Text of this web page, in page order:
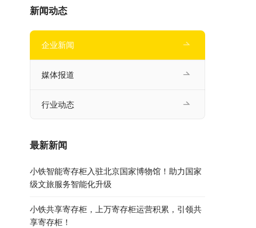
新闻动态
企业新闻
媒体报道
行业动态
最新新闻
小铁智能寄存柜入驻北京国家博物馆！助力国家
级文旅服务智能化升级
小铁共享寄存柜，上万寄存柜运营积累，引领共
享寄存柜！